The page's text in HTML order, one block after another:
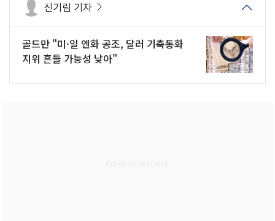
신기림 기자
골드만 "미·일 엔화 공조, 달러 기축통화
지위 흔들 가능성 낮아"